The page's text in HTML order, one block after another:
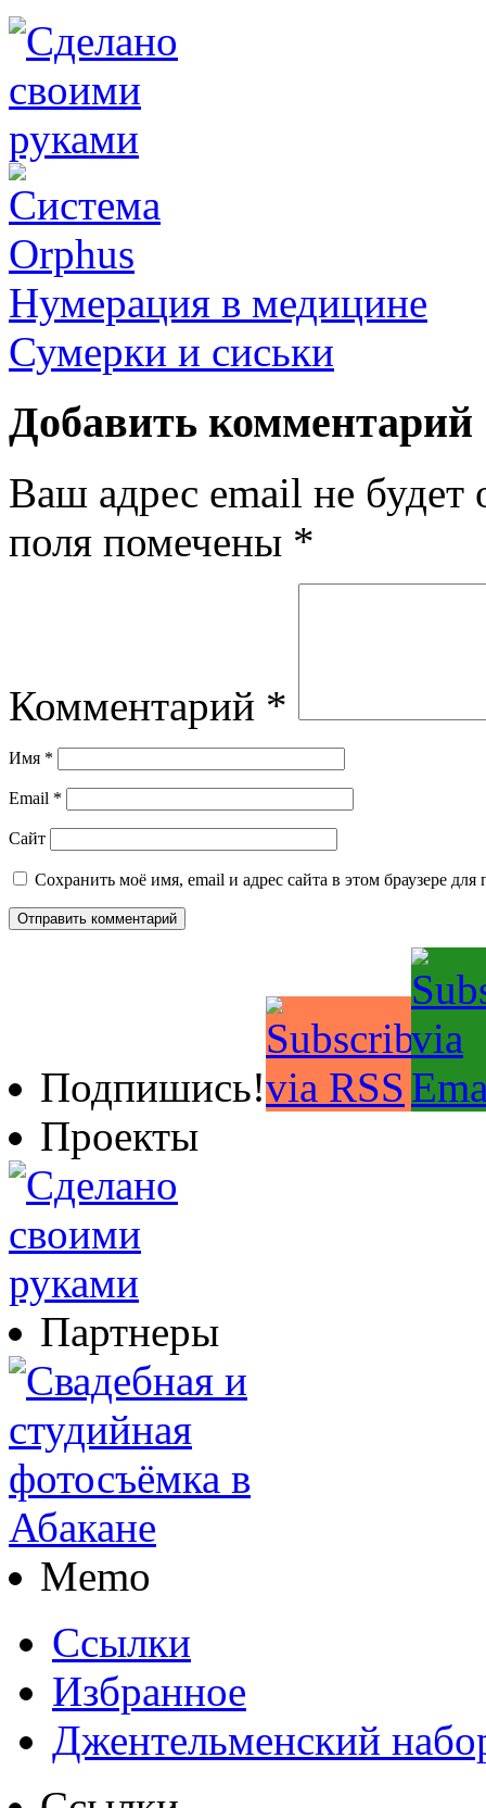
Нумерация в медицине
Сумерки и сиськи
Добавить комментарий
Ваш адрес email не будет
поля помечены *
Комментарий *
Имя *
Email *
Сайт
Сохранить моё имя, email и адрес сайта в этом браузере
Подпишись!
Проекты
Партнеры
Memo
Ссылки
Избранное
Джентельменский